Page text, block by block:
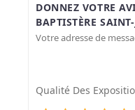
DONNEZ VOTRE
BAPTISTÈRE
Votre adresse de
Qualité Des